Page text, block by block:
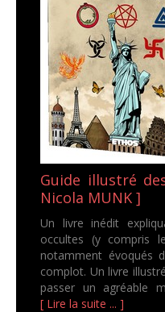
Guide illustré
Nicola MUNK ]
Un livre inédit
occultes (y compris
notamment évoqués
complot. Un livre
passer un agréable
[ Lire la suite ... ]